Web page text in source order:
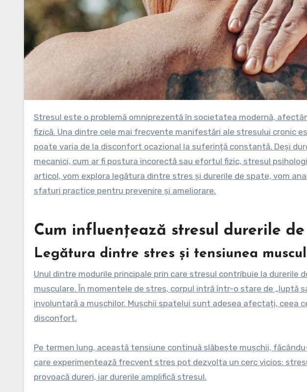
Stresul este o problemă omniprezentă în societatea modernă, afectând atât sănătatea mintală, cât și pe cea
fizică. Una dintre cele mai frecvente manifestări ale stresului cronic
poate varia de la disconfort ocazional la suferință constantă. Deși
mecanici, cum ar fi postura incorectă sau efortul fizic, stresul
articol, vom explora legătura dintre stres și durerile de spate, vom
sfaturi practice pentru prevenire și ameliorare.
Cum influențează stresul durerile de
Legătura dintre stres și tensiunea
Unul dintre modurile principale prin care stresul contribuie la durerile
musculare. În momentele de stres, corpul intră într-o stare de „luptă
involuntară a mușchilor. Mușchii spatelui sunt adesea afectați, ceea
disconfort.
Pe termen lung, această tensiune continuă slăbește mușchii,
care experimentează frecvent stres pot dezvolta un cerc vicios:
provoacă dureri, iar durerile amplifică stresul.